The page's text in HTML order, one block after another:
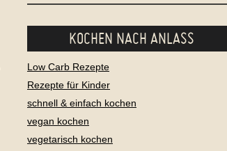
KOCHEN NACH ANLASS
Low Carb Rezepte
Rezepte für Kinder
schnell & einfach kochen
vegan kochen
vegetarisch kochen